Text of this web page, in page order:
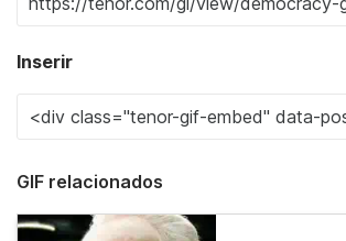
Inserir
GIF relacionados